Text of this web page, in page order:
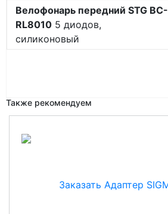
Велофонарь передний STG BC-
RL8010 5 диодов,
силиконовый
Также рекомендуем